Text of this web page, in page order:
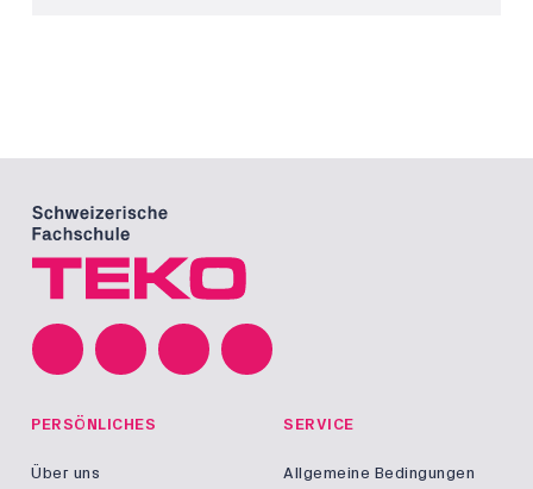
PERSÖNLICHES
Über uns
SERVICE
Allgemeine Bedingungen